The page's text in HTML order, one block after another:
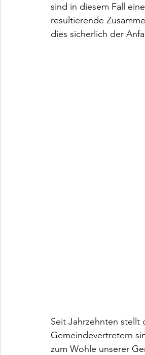
sind in diesem Fall
resultierende
dies sicherlich der
Seit Jahrzehnten
Gemeindevertretern
zum Wohle unserer